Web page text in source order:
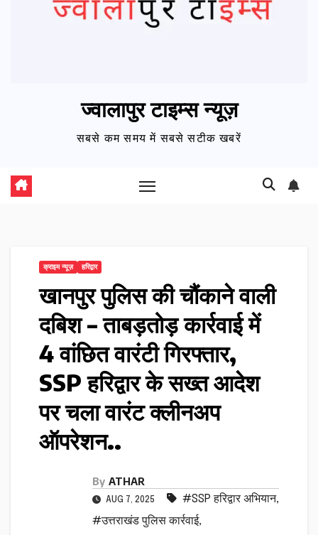
ज्वालापुर टाइम्स न्यूज़
सबसे कम समय में सबसे सटीक खबरें
क्राइम न्यूज़ हरिद्वार
खानपुर पुलिस की चौंकाने वाली
दबिश – ताबड़तोड़ कार्रवाई में
4 वांछित वारंटी गिरफ्तार,
SSP हरिद्वार के सख्त आदेश
पर चला वारंट क्लीनअप
ऑपरेशन..
By ATHAR
AUG 7, 2025 #SSP हरिद्वार अभियान,
#उत्तराखंड पुलिस कार्रवाई,